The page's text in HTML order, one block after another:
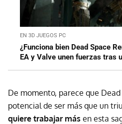
EN 3D JUEGOS PC
¿Funciona bien Dead Space
EA y Valve unen fuerzas tras
De momento, parece que
potencial de ser más que un
quiere trabajar más en esta